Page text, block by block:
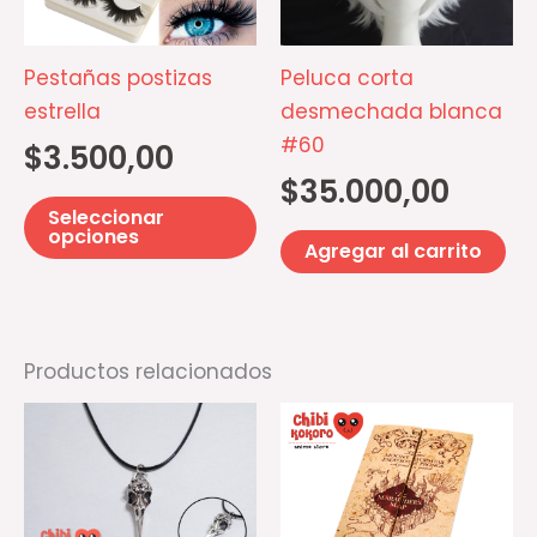
Pestañas postizas
estrella
$3.500,00
Seleccionar
opciones
Las
opciones
pueden
la
página
Peluca corta
desmechada blanca
#60
$35.000,00
Agregar al carrito
Productos relacionados